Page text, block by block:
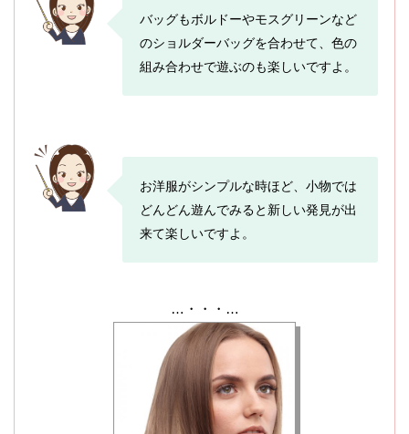
バッグもボルドーやモスグリーンなど
のショルダーバッグを合わせて、色の
組み合わせで遊ぶのも楽しいですよ。
お洋服がシンプルな時ほど、小物では
どんどん遊んでみると新しい発見が出
来て楽しいですよ。
…・・・…